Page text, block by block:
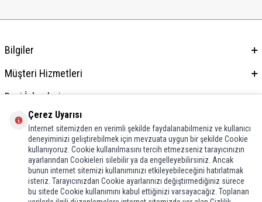
Bilgiler
Müşteri Hizmetleri
Bayi İşlemleri
Adres & İletişim
Çerez Uyarısı
İnternet sitemizden en verimli şekilde faydalanabilmeniz ve kullanıcı
deneyiminizi geliştirebilmek için mevzuata uygun bir şekilde Cookie
kullanıyoruz. Cookie kullanılmasını tercih etmezseniz tarayıcınızın
ayarlarından Cookieleri silebilir ya da engelleyebilirsiniz. Ancak
bunun internet sitemizi kullanımınızı etkileyebileceğini hatırlatmak
isteriz. Tarayıcınızdan Cookie ayarlarınızı değiştirmediğiniz sürece
bu sitede Cookie kullanımını kabul ettiğinizi varsayacağız. Toplanan